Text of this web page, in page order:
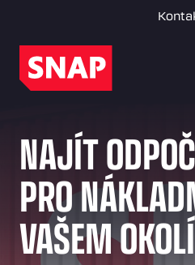
NAJÍT
PRO
VAŠEM OKOLÍ